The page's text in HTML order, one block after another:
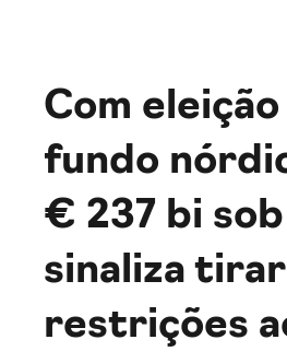
Com
fundo
€ 237 bi
sinaliza tirar
restrições